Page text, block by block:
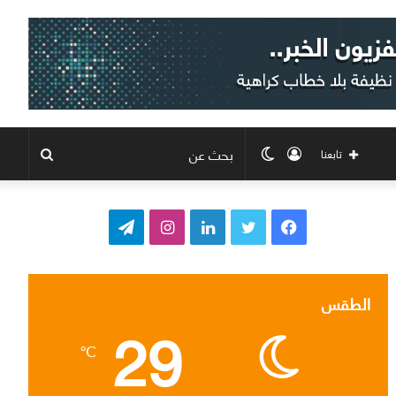
الوضع
المظلم
تسجيل
الدخول
تابعنا
ف
ب
و
ت
ق
ت
ر
الطقس 29
℃